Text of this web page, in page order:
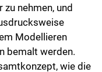
nehmen, und
Modellieren
bemalt werden.
wie die